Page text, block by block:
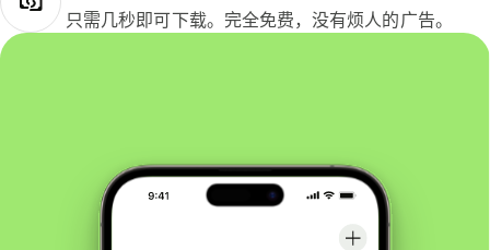
只需几秒即可下载。完全免费，没有烦人的广告。